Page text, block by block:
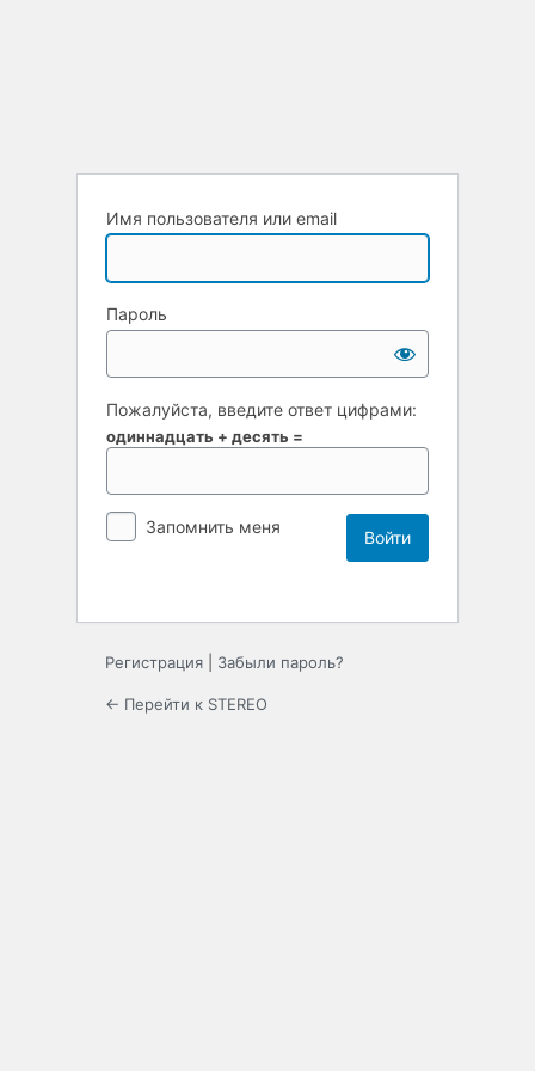
Имя пользователя или email
Пароль
Пожалуйста, введите ответ цифрами:
одиннадцать + десять =
Запомнить меня
Регистрация Забыли пароль?
← Перейти к STEREO